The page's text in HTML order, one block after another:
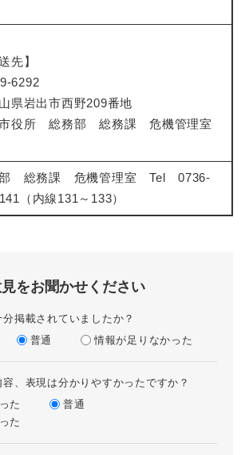
先】
6292
県岩出市西野209番地
市役所 総務部 総務課 危機管理室
部 総務課 危機管理室 Tel 0736-
（内線131～133）
をお聞かせください
掲載されていましたか？
普通 情報が足りなかった
、表現は分かりやすかったですか？
た
普通
た